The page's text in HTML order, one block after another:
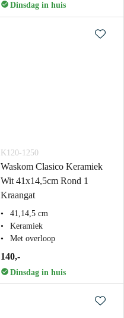
Dinsdag in huis
K120-1250
Waskom Clasico Keramiek
Wit 41x14,5cm Rond 1
Kraangat
41,14,5 cm
Keramiek
Met overloop
140,-
Dinsdag in huis